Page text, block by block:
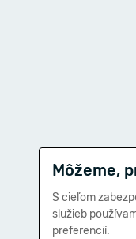
Môžeme,
S cieľom
služieb
preferencií.